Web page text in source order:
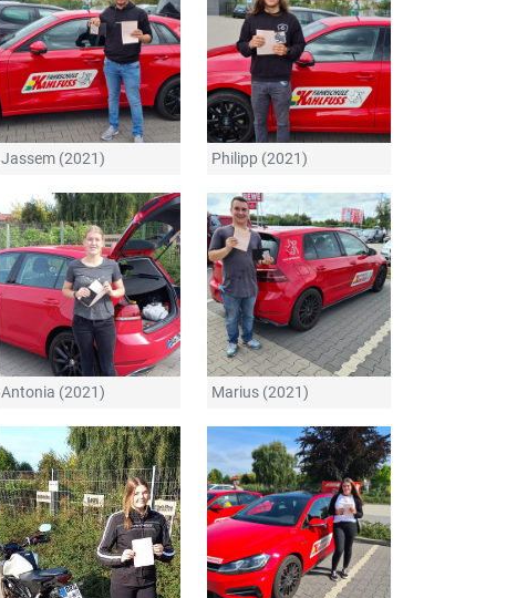
Jassem (2021) Philipp (2021)
Antonia (2021) Marius (2021)